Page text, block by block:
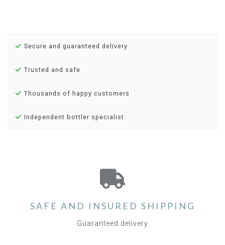
Secure and guaranteed delivery
Trusted and safe
Thousands of happy customers
Independent bottler specialist
SAFE AND INSURED SHIPPING
Guaranteed delivery